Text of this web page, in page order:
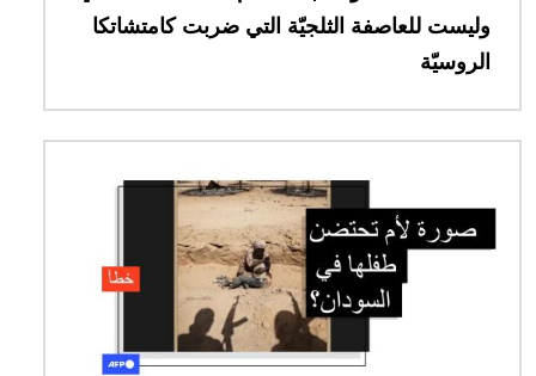
وليست للعاصفة الثلجيّة التي ضربت كامتشاتكا
الروسيّة